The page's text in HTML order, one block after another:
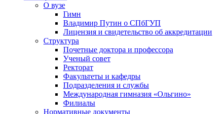
О вузе
Гимн
Владимир Путин о СПбГУП
Лицензия и свидетельство об аккредитации
Структура
Почетные доктора и профессора
Ученый совет
Ректорат
Факультеты и кафедры
Подразделения и службы
Международная гимназия «Ольгино»
Филиалы
Нормативные документы